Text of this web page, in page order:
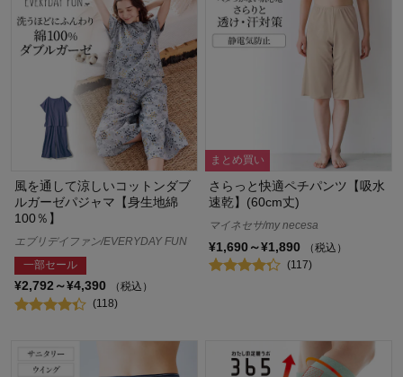
風を通して涼しいコットンダブ
ルガーゼパジャマ【身生地綿
100％】
エブリデイファン/EVERYDAY FUN
一部セール
¥2,792～¥4,390
（税込）
(118)
まとめ買い
さらっと快適ペチパンツ【吸水
速乾】(60cm丈)
マイネセサ/my necesa
¥1,690～¥1,890
（税込）
(117)